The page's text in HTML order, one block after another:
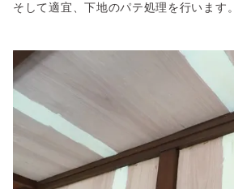
そして適宜、下地のパテ処理を行います。